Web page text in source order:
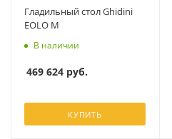
Гладильный стол Ghidini
EOLO M
В наличии
469 624 руб.
КУПИТЬ